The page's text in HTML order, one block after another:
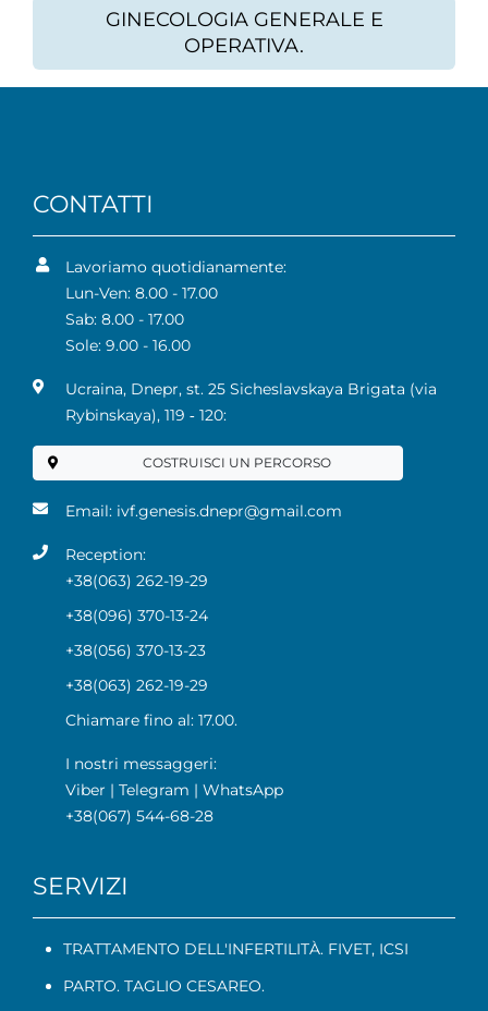
GINECOLOGIA GENERALE E
OPERATIVA.
CONTATTI
Lavoriamo quotidianamente:
Lun-Ven: 8.00 - 17.00
Sab: 8.00 - 17.00
Sole: 9.00 - 16.00
Ucraina, Dnepr, st. 25 Sicheslavskaya Brigata (via
Rybinskaya), 119 ‑ 120:
COSTRUISCI UN PERCORSO
Email: ivf.genesis.dnepr@gmail.com
Reception:
+38(063) 262-19-29
+38(096) 370-13-24
+38(056) 370-13-23
+38(063) 262-19-29
Chiamare fino al: 17.00.
I nostri messaggeri:
Viber | Telegram | WhatsApp
+38(067) 544-68-28
SERVIZI
TRATTAMENTO DELL'INFERTILITÀ. FIVET, ICSI
PARTO. TAGLIO CESAREO.